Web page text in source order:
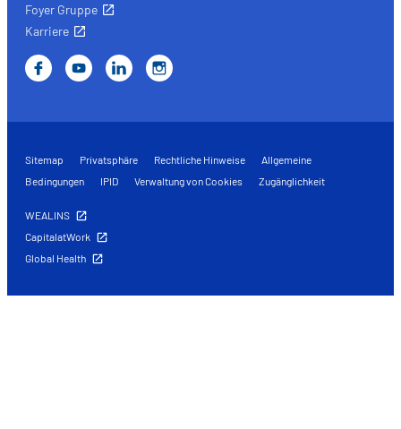
Foyer Gruppe
Karriere
Sitemap Privatsphäre Rechtliche Hinweise
Allgemeine
Bedingungen
IPID Verwaltung von Cookies Zugänglichkeit
WEALINS
CapitalatWork
Global Health